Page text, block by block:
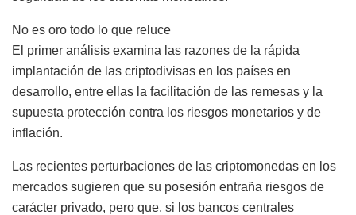
No es oro todo lo que reluce
El primer análisis examina las razones de la rápida
implantación de las criptodivisas en los países en
desarrollo, entre ellas la facilitación de las remesas y la
supuesta protección contra los riesgos monetarios y de
inflación.
Las recientes perturbaciones de las criptomonedas en los
mercados sugieren que su posesión entraña riesgos de
carácter privado, pero que, si los bancos centrales